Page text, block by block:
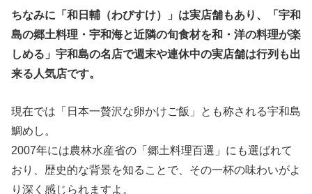
ちなみに「和日輔（わびすけ）」は実店舗もあり、「宇和
島の郷土料理・宇和海と近隣の旬食材を和・洋の料理が楽
しめる」宇和島の名店で週末や連休中の実店舗は行列も出
来る人気店です。
現在では「日本一贅沢な卵かけご飯」とも称される宇和島
鯛めし。
2007年には農林水産省の「郷土料理百選」にも選ばれて
おり、歴史的な背景を知ることで、その一杯の味わいがよ
り深く感じられますよ。